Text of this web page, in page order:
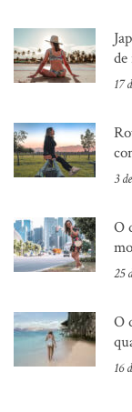
de
17
3
O
25
O
16